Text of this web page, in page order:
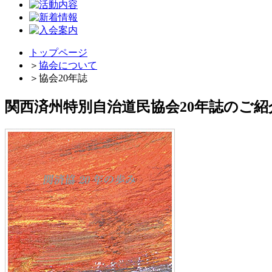
トップページ
＞ 協会について
＞ 協会20年誌
関西済州特別自治道民協会20年誌のご紹